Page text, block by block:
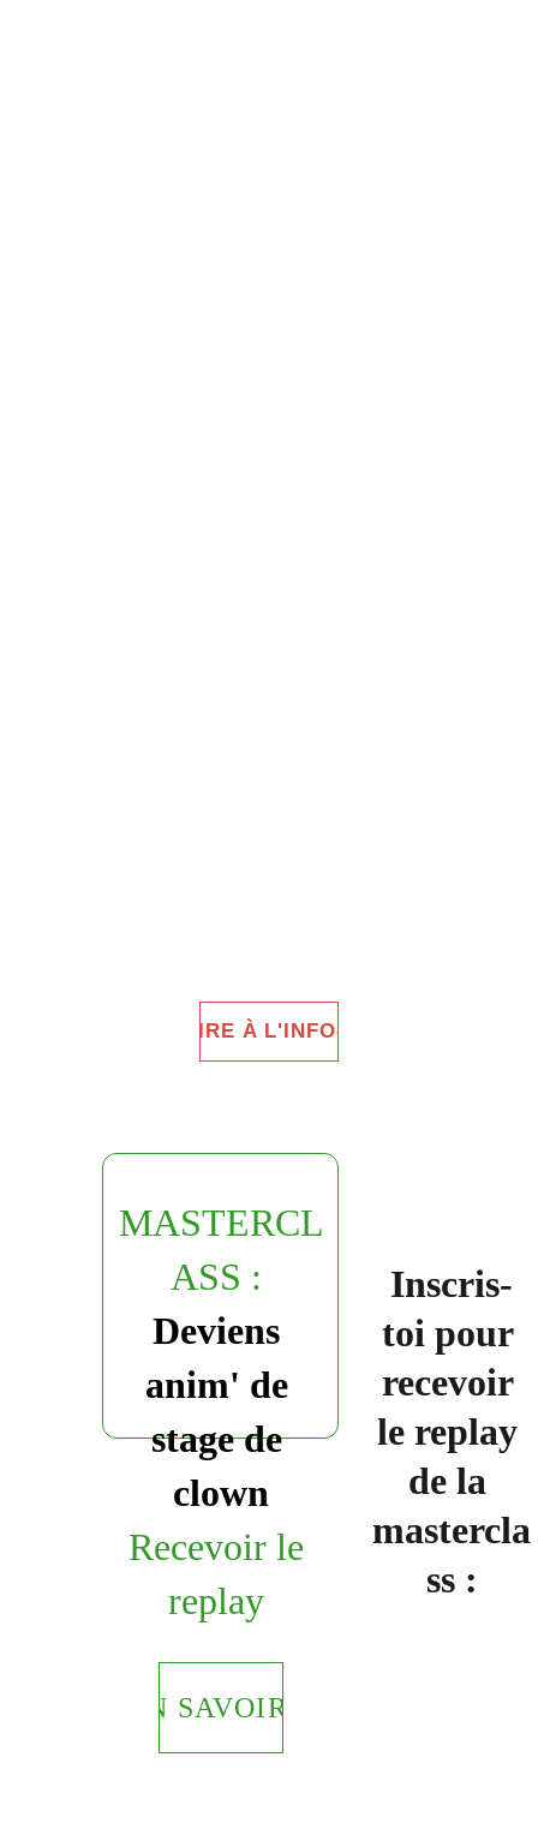
S'INSCRIRE À L'INFO-LETTRE
MASTERCL
ASS :
Deviens
anim' de
stage de
clown
Recevoir le
replay
Inscris-
toi pour
recevoir
le replay
de la
mastercla
ss :
EN SAVOIR +